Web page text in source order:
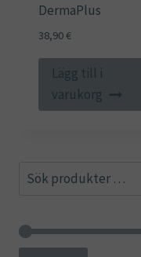
DermaPlus
38,90€
Lägg till i
varukorg
Sök